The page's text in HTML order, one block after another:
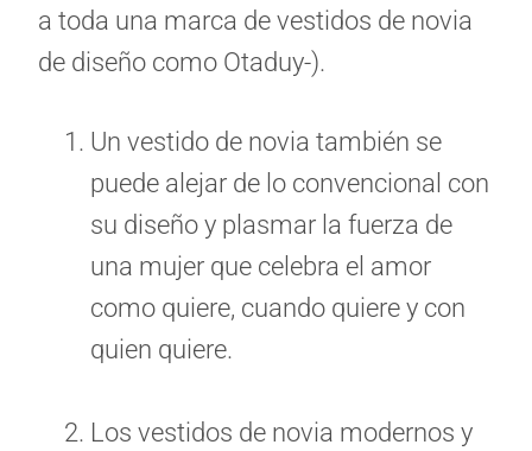
a toda una marca de vestidos de novia
de diseño como Otaduy-).
Un vestido de novia también se
puede alejar de lo convencional con
su diseño y plasmar la fuerza de
una mujer que celebra el amor
como quiere, cuando quiere y con
quien quiere.
Los vestidos de novia modernos y